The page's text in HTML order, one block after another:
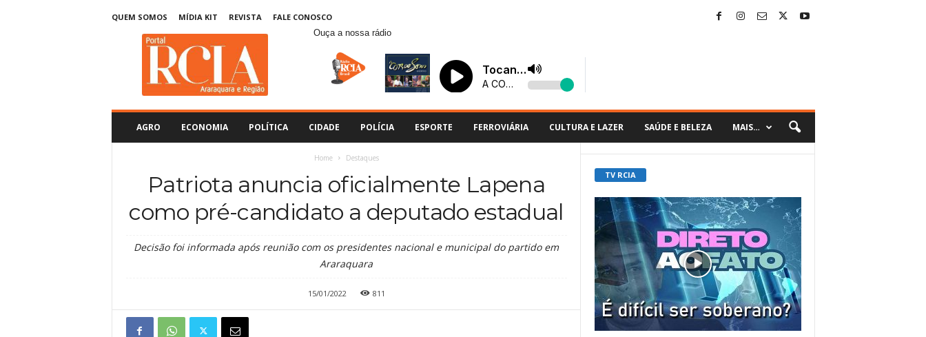
QUEM SOMOS MÍDIA KIT REVISTA
FALE CONOSCO
Ouça a nossa rádio
AGRO ECONOMIA POLÍTICA CIDADE POLÍCIA ESPORTE FERROVIÁRIA CULTURA E LAZER SAÚDE E BELEZA MAIS…
Home Destaques
Patriota anuncia oficialmente Lapena
como pré-candidato a deputado estadual
Decisão foi informada após reunião com os presidentes nacional e municipal do partido em
Araraquara
15/01/2022 811
TV RCIA